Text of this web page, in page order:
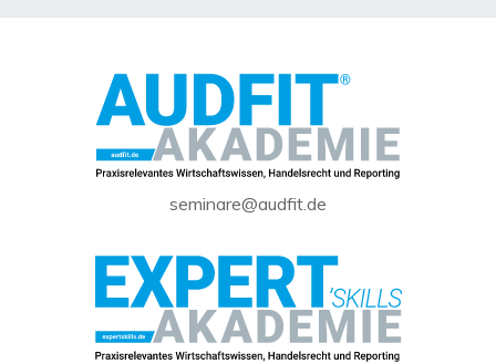
seminare@audfit.de